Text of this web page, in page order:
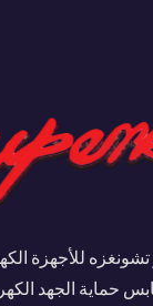
حماية الجهد